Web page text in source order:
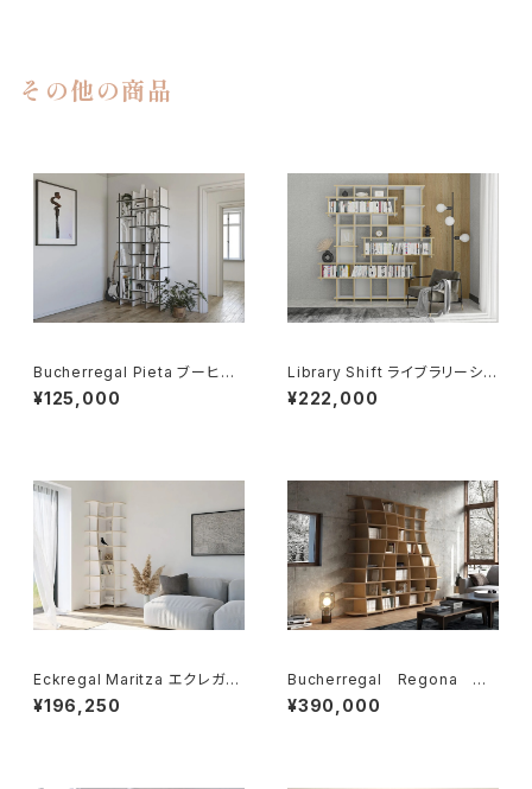
その他の商品
Bucherregal Pieta ブーヒャ
レガル・ピエタ
¥125,000
Library Shift ライブラリーシフ
ト
¥222,000
Eckregal Maritza エクレガ
ル・マリッツァ
¥196,250
Bucherregal Regona ブ
ーヒャレガル・レゴナ
¥390,000